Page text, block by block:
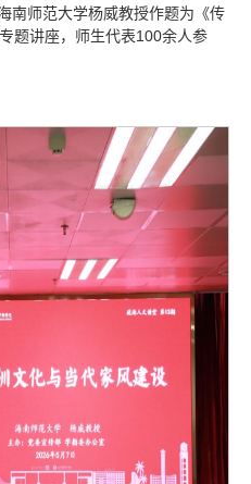
南师范大学杨威教授作题为《传
题讲座，师生代表100余人参